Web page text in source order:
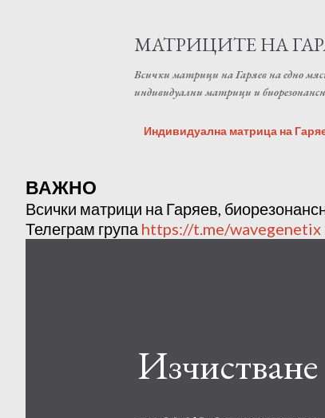
МАТРИЦИТЕ НА
Всички матрици на Гаряев на едно
индивидуални матрици и
Индивидуална матрица на
ВАЖНО
Всички матрици на Гаряев,
Телеграм група https://t.me/wavegenetix